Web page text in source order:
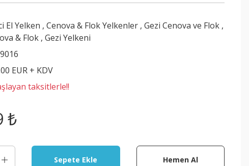
El Yelken ,Cenova & Flok Yelkenler ,Gezi Cenova ve Flok ,
& Flok ,Gezi Yelkeni
EUR + KDV
taksitlerle!!
₺
Sepete Ekle Hemen Al